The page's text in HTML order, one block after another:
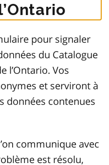
pour signaler
du Catalogue
l’Ontario. Vos
et serviront à
données contenues
communique avec
est résolu,